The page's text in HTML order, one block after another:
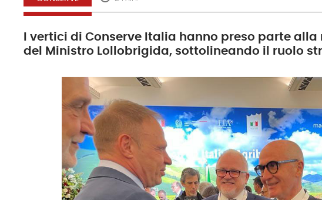
I vertici di Conserve Italia hanno preso parte
del Ministro Lollobrigida, sottolineando il ruolo